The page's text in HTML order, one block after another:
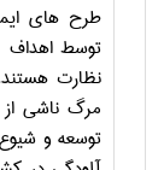
طرح های
توسط
نظارت
مرگ ناشی
توسعه و شیوع